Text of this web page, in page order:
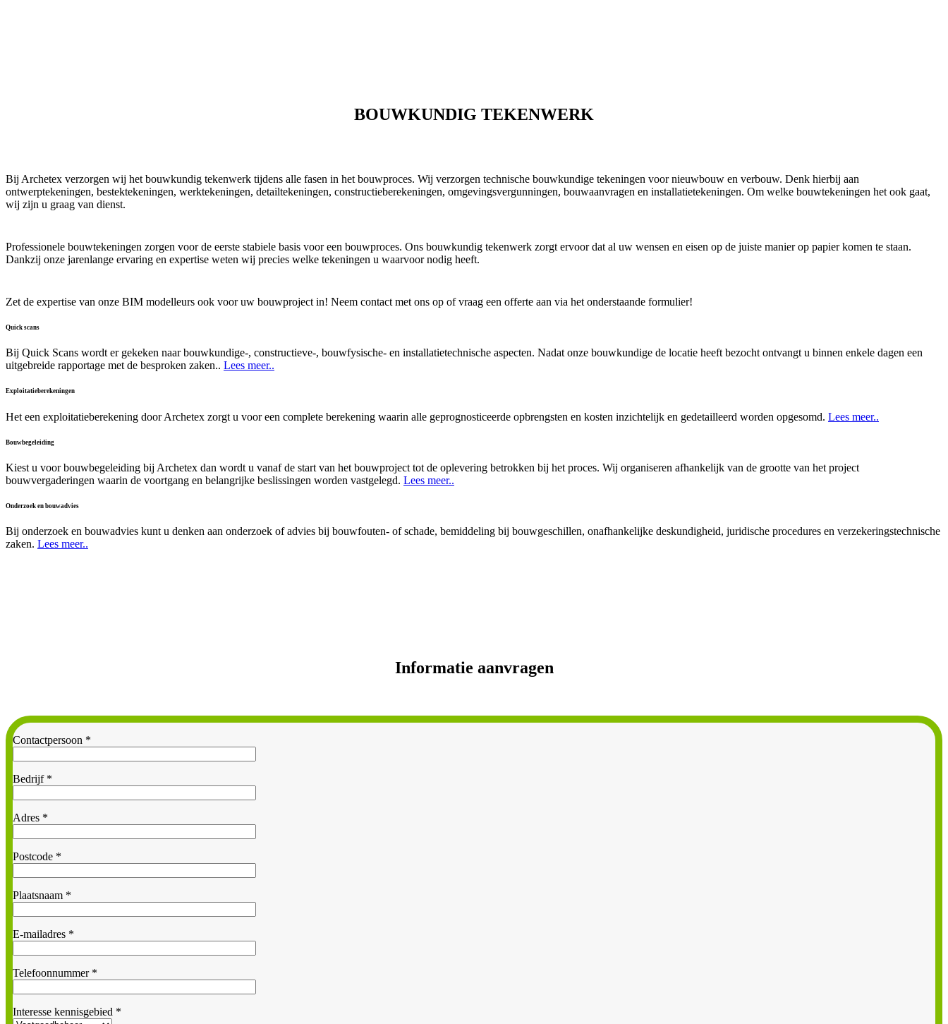
BOUWKUNDIG TEKENWERK
Bij Archetex verzorgen wij het bouwkundig tekenwerk tijdens alle fasen in het bouwproces. Wij verzorgen technische bouwkundige tekeningen voor nieuwbouw en verbouw. Denk hierbij aan
ontwerptekeningen, bestektekeningen, werktekeningen, detailtekeningen, constructieberekeningen, omgevingsvergunningen, bouwaanvragen en installatietekeningen. Om welke bouwtekeningen het ook gaat,
wij zijn u graag van dienst.
Professionele bouwtekeningen zorgen voor de eerste stabiele basis voor een bouwproces. Ons bouwkundig tekenwerk zorgt ervoor dat al uw wensen en eisen op de juiste manier op papier komen te staan.
Dankzij onze jarenlange ervaring en expertise weten wij precies welke tekeningen u waarvoor nodig heeft.
Zet de expertise van onze BIM modelleurs ook voor uw bouwproject in! Neem contact met ons op of vraag een offerte aan via het onderstaande formulier!
Quick scans
Bij Quick Scans wordt er gekeken naar bouwkundige-, constructieve-, bouwfysische- en installatietechnische aspecten. Nadat onze bouwkundige de locatie heeft bezocht ontvangt u binnen enkele dagen een
uitgebreide rapportage met de besproken zaken.. Lees meer..
Exploitatieberekeningen
Het een exploitatieberekening door Archetex zorgt u voor een complete berekening waarin alle geprognosticeerde opbrengsten en kosten inzichtelijk en gedetailleerd worden opgesomd. Lees meer..
Bouwbegeleiding
Kiest u voor bouwbegeleiding bij Archetex dan wordt u vanaf de start van het bouwproject tot de oplevering betrokken bij het proces. Wij organiseren afhankelijk van de grootte van het project
bouwvergaderingen waarin de voortgang en belangrijke beslissingen worden vastgelegd. Lees meer..
Onderzoek en bouwadvies
Bij onderzoek en bouwadvies kunt u denken aan onderzoek of advies bij bouwfouten- of schade, bemiddeling bij bouwgeschillen, onafhankelijke deskundigheid, juridische procedures en verzekeringstechnische
zaken. Lees meer..
Informatie aanvragen
Contactpersoon *
Bedrijf *
Adres *
Postcode *
Plaatsnaam *
E-mailadres *
Telefoonnummer *
Interesse kennisgebied *